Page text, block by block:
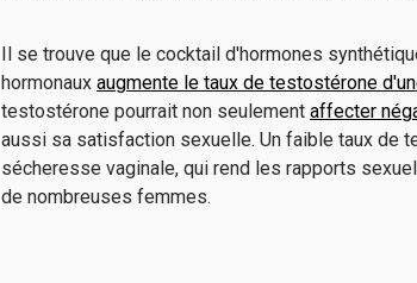
Il se trouve que le cocktail d'hormones
hormonaux augmente le taux de testostérone
testostérone pourrait non seulement affecter
aussi sa satisfaction sexuelle. Un faible taux de
sécheresse vaginale, qui rend les rapports
de nombreuses femmes.